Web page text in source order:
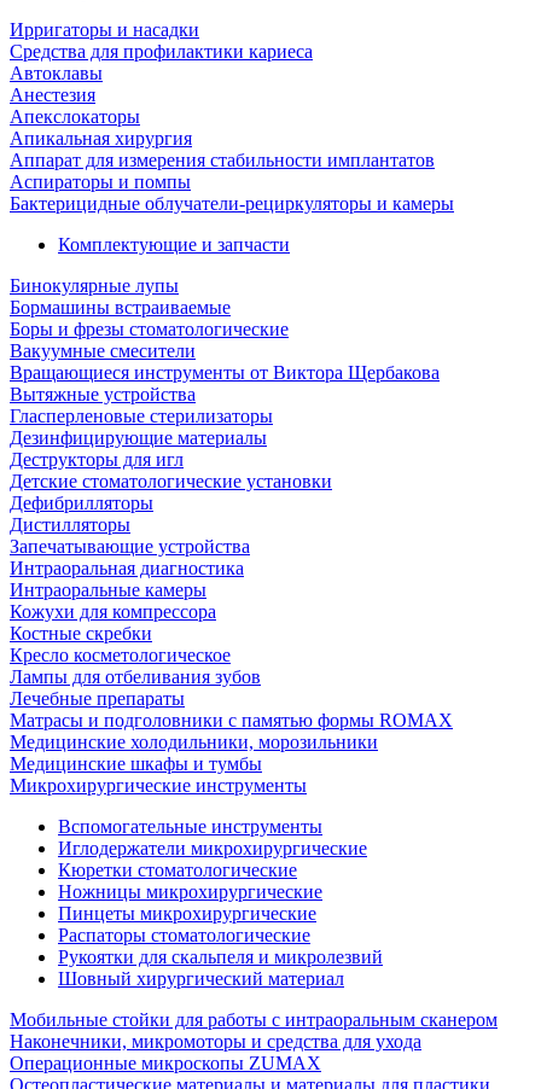
Ирригаторы и насадки
Средства для профилактики кариеса
Автоклавы
Анестезия
Апекслокаторы
Апикальная хирургия
Аппарат для измерения стабильности имплантатов
Аспираторы и помпы
Бактерицидные облучатели-рециркуляторы и камеры
Комплектующие и запчасти
Бинокулярные лупы
Бормашины встраиваемые
Боры и фрезы стоматологические
Вакуумные смесители
Вращающиеся инструменты от Виктора Щербакова
Вытяжные устройства
Гласперленовые стерилизаторы
Дезинфицирующие материалы
Деструкторы для игл
Детские стоматологические установки
Дефибрилляторы
Дистилляторы
Запечатывающие устройства
Интраоральная диагностика
Интраоральные камеры
Кожухи для компрессора
Костные скребки
Кресло косметологическое
Лампы для отбеливания зубов
Лечебные препараты
Матрасы и подголовники с памятью формы ROMAX
Медицинские холодильники, морозильники
Медицинские шкафы и тумбы
Микрохирургические инструменты
Вспомогательные инструменты
Иглодержатели микрохирургические
Кюретки стоматологические
Ножницы микрохирургические
Пинцеты микрохирургические
Распаторы стоматологические
Рукоятки для скальпеля и микролезвий
Шовный хирургический материал
Мобильные стойки для работы с интраоральным сканером
Наконечники, микромоторы и средства для ухода
Операционные микроскопы ZUMAX
Остеопластические материалы и материалы для пластики